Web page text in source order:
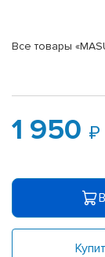
Все товары
1 950